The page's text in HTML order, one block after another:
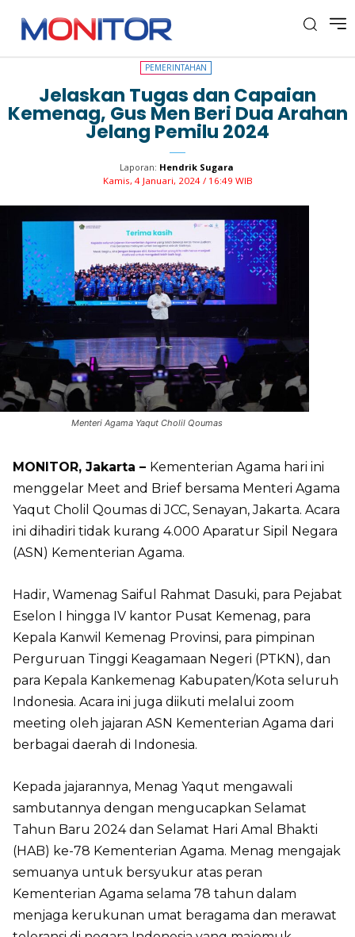
PEMERINTAHAN
PEMERINTAHAN
Jelaskan Tugas dan Capaian
Kemenag, Gus Men Beri Dua Arahan
Jelang Pemilu 2024
Laporan: Hendrik Sugara
Kamis, 4 Januari, 2024 / 16:49 WIB
Menteri Agama Yaqut Cholil Qoumas
MONITOR, Jakarta – Kementerian Agama hari ini
menggelar Meet and Brief bersama Menteri Agama
Yaqut Cholil Qoumas di JCC, Senayan, Jakarta. Acara
ini dihadiri tidak kurang 4.000 Aparatur Sipil Negara
(ASN) Kementerian Agama.
Hadir, Wamenag Saiful Rahmat Dasuki, para Pejabat
Eselon I hingga IV kantor Pusat Kemenag, para
Kepala Kanwil Kemenag Provinsi, para pimpinan
Perguruan Tinggi Keagamaan Negeri (PTKN), dan
para Kepala Kankemenag Kabupaten/Kota seluruh
Indonesia. Acara ini juga diikuti melalui zoom
meeting oleh jajaran ASN Kementerian Agama dari
berbagai daerah di Indonesia.
Kepada jajarannya, Menag Yaqut mengawali
sambutannya dengan mengucapkan Selamat
Tahun Baru 2024 dan Selamat Hari Amal Bhakti
(HAB) ke-78 Kementerian Agama. Menag mengajak
semuanya untuk bersyukur atas peran
Kementerian Agama selama 78 tahun dalam
menjaga kerukunan umat beragama dan merawat